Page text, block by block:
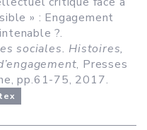
» : Engagement
?.
sociales. Histoires,
, Presses
pp.61-75, 2017.